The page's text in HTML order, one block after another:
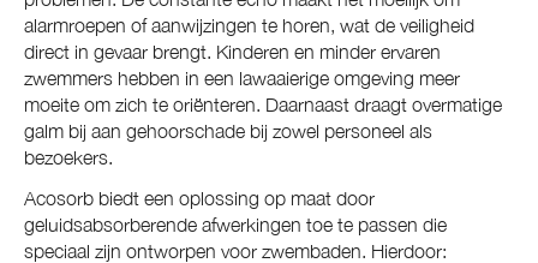
alarmroepen of aanwijzingen te horen, wat de veiligheid
direct in gevaar brengt. Kinderen en minder ervaren
zwemmers hebben in een lawaaierige omgeving meer
moeite om zich te oriënteren. Daarnaast draagt overmatige
galm bij aan gehoorschade bij zowel personeel als
bezoekers.
Acosorb biedt een oplossing op maat door
geluidsabsorberende afwerkingen toe te passen die
speciaal zijn ontworpen voor zwembaden. Hierdoor: